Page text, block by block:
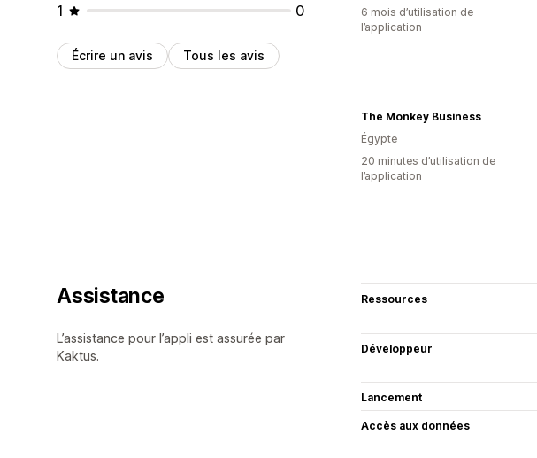
1
0
Écrire un avis Tous les avis
6 mois d’utilisation de
l’application
The Monkey Business
Égypte
20 minutes d’utilisation de
l’application
Assistance
L’assistance pour l’appli est assurée par
Kaktus.
Ressources
Développeur
Lancement
Accès aux données